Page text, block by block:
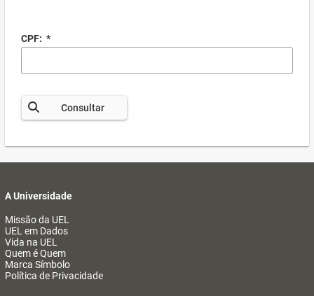
CPF: *
Consultar
A Universidade
Missão da UEL
UEL em Dados
Vida na UEL
Quem é Quem
Marca Símbolo
Política de Privacidade